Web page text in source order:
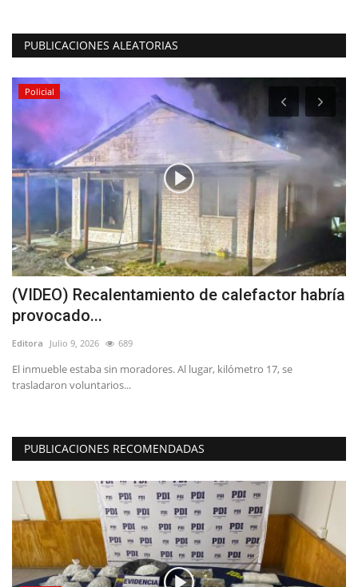
PUBLICACIONES ALEATORIAS
Policial
(VIDEO) Recalentamiento de calefactor habría
provocado...
Editora Julio 9, 2026 689
El inmueble estaba sin moradores. Al lugar, kilómetro 17, se
trasladaron voluntarios...
PUBLICACIONES RECOMENDADAS